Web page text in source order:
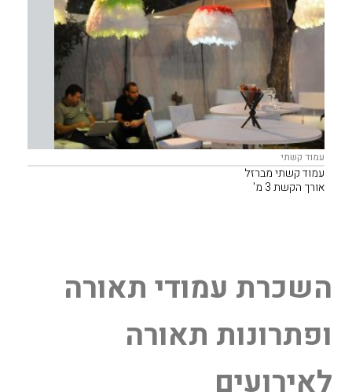
עמוד קשתי
עמוד קשתי מברזל
אורך הקשת 3 מ'
השכרת עמודי תאורה
ופתרונות תאורה
לאירועים